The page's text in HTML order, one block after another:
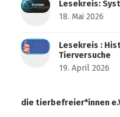
Lesekreis:
18. Mai 2026
Lesekreis :
Tierversuche
19. April 2026
die tierbefreier*innen